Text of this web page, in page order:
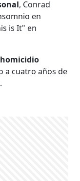
, Conrad
en
is It" en
homicidio
a cuatro años de